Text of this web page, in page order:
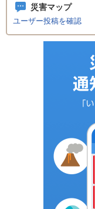
災害マップ
ユーザー投稿を確認